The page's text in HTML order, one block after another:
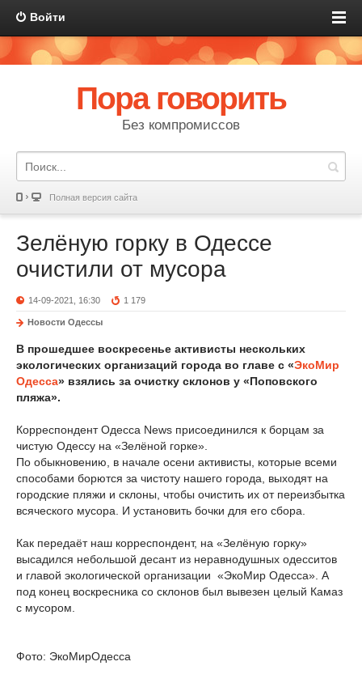
Войти
Пора говорить
Без компромиссов
Полная версия сайта
Зелёную горку в Одессе
очистили от мусора
14-09-2021, 16:30 1 179
Новости Одессы
В прошедшее воскресенье активисты нескольких
экологических организаций города во главе с «ЭкоМир
Одесса» взялись за очистку склонов у «Поповского
пляжа».
Корреспондент Одесса News присоединился к борцам за
чистую Одессу на «Зелёной горке».
По обыкновению, в начале осени активисты, которые всеми
способами борются за чистоту нашего города, выходят на
городские пляжи и склоны, чтобы очистить их от переизбытка
всяческого мусора. И установить бочки для его сбора.
Как передаёт наш корреспондент, на «Зелёную горку»
высадился небольшой десант из неравнодушных одесситов
и главой экологической организации «ЭкоМир Одесса». А
под конец воскресника со склонов был вывезен целый Камаз
с мусором.
Фото: ЭкоМирОдесса